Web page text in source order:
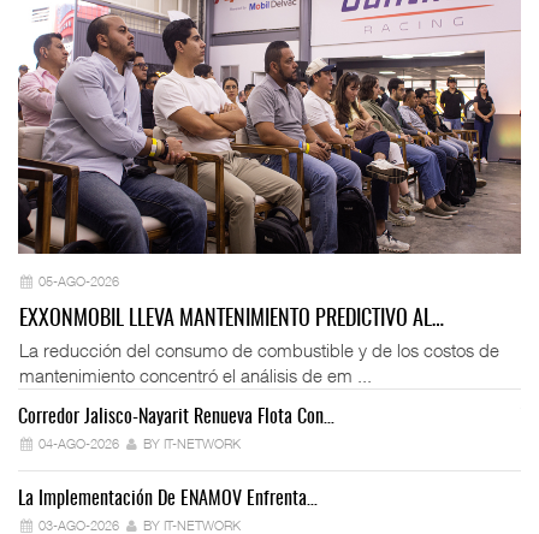
05-AGO-2026
EXXONMOBIL LLEVA MANTENIMIENTO PREDICTIVO AL…
La reducción del consumo de combustible y de los costos de
mantenimiento concentró el análisis de em ...
Corredor Jalisco-Nayarit Renueva Flota Con…
04-AGO-2026 BY IT-NETWORK
La Implementación De ENAMOV Enfrenta…
03-AGO-2026 BY IT-NETWORK